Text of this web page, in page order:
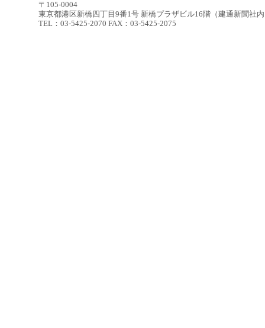
〒105-0004
東京都港区新橋四丁目9番1号 新橋プラザビル16階（建通新聞社
TEL：03-5425-2070 FAX：03-5425-2075